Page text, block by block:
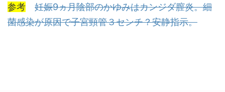
参考
妊娠9ヵ月陰部のかゆみはカンジダ膣炎。細
菌感染が原因で子宮頸管３センチ？安静指示。